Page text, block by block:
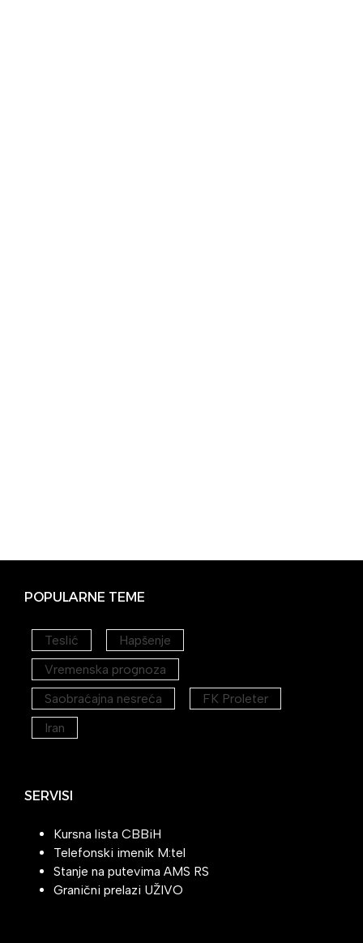
POPULARNE TEME
Teslić
Hapšenje
Vremenska prognoza
Saobraćajna nesreća
FK Proleter
Iran
SERVISI
Kursna lista CBBiH
Telefonski imenik M:tel
Stanje na putevima AMS RS
Granični prelazi UŽIVO